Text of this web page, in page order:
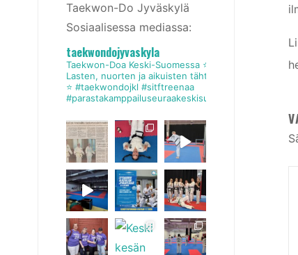
Taekwon-Do Jyväskylä
Sosiaalisessa mediassa:
taekwondojyvaskyla
Taekwon-Doa Keski-Suomessa ⭐
Lasten, nuorten ja aikuisten tähtiseura
⭐ #taekwondojkl #sitftreenaa
#parastakamppailuseuraakeskisuomessa